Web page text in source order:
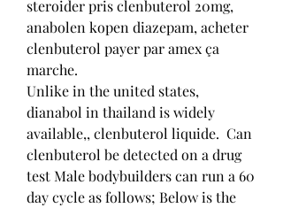
steroider pris clenbuterol 20mg,
anabolen kopen diazepam, acheter
clenbuterol payer par amex ça
marche.
Unlike in the united states,
dianabol in thailand is widely
available,, clenbuterol liquide.  Can
clenbuterol be detected on a drug
test Male bodybuilders can run a 60
day cycle as follows; Below is the